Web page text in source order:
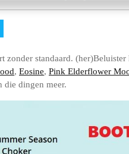
zonder standaard.
, Eosine, Pink Elderflower
die dingen meer.